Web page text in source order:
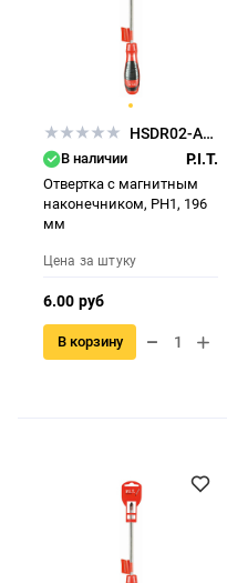
HSDR02-APH1
В наличии P.I.T.
Отвертка с магнитным
наконечником, РН1, 196
мм
Цена за штуку
6.00 руб
В корзину